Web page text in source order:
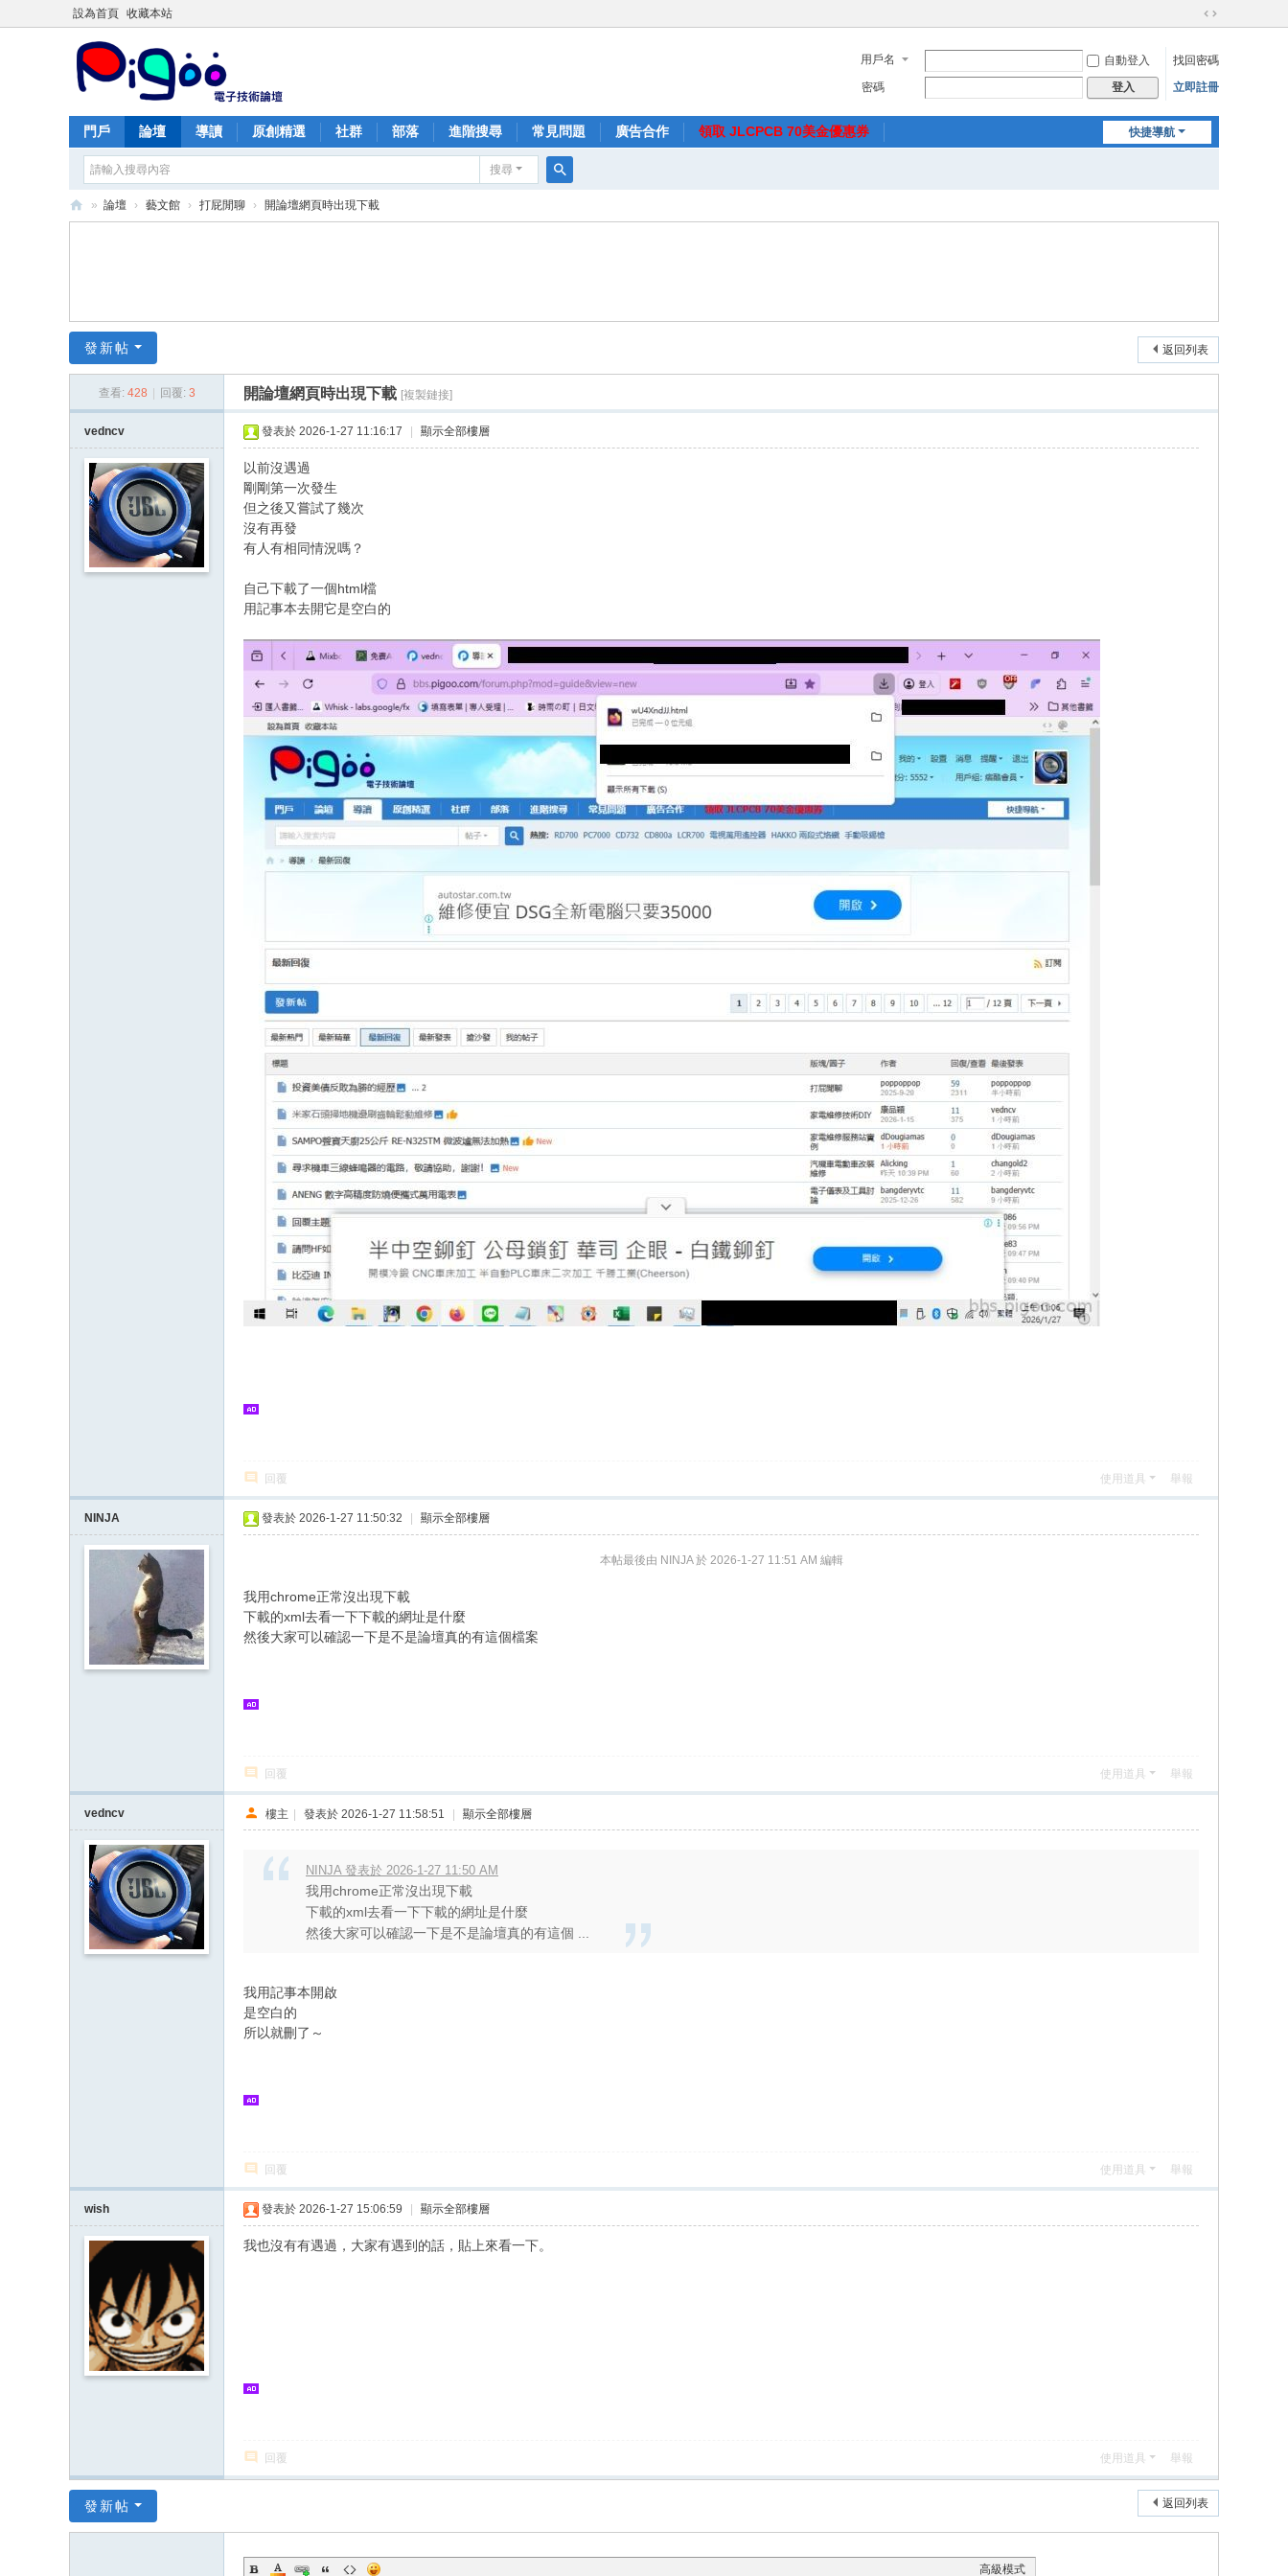
設為首頁 收藏本站
切
到
寬
用戶名 自動登入
找回密碼
密碼
登入 立即註冊
快捷導航
門戶 論壇 導讀 原創精選 社群 部落 進階搜尋 常見問題 廣告合作 領取 JLCPCB 70美金優惠券
搜尋
尋
酷
» 論壇 › 藝文館 › 打屁閒聊 › 開論壇網頁時出現下載
返回列表
發新帖
查看: 428 回覆: 3 開論壇網頁時出現下載 [複製鏈接]
vedncv 發表於 2026-1-27 11:16:17 顯示全部樓層
以前沒遇過
剛剛第一次發生
但之後又嘗試了幾次
沒有再發
有人有相同情況嗎？
自己下載了一個html檔
用記事本去開它是空白的
回覆 使用道具 舉報
NINJA 發表於 2026-1-27 11:50:32 顯示全部樓層
本帖最後由 NINJA 於 2026-1-27 11:51 AM 編輯
我用chrome正常沒出現下載
下載的xml去看一下下載的網址是什麼
然後大家可以確認一下是不是論壇真的有這個檔案
回覆 使用道具 舉報
vedncv 樓主 | 發表於 2026-1-27 11:58:51 | 顯示全部樓層
NINJA 發表於 2026-1-27 11:50 AM
我用chrome正常沒出現下載
下載的xml去看一下下載的網址是什麼
然後大家可以確認一下是不是論壇真的有這個 ...
我用記事本開啟
是空白的
所以就刪了～
回覆 使用道具 舉報
wish 發表於 2026-1-27 15:06:59 顯示全部樓層
我也沒有有遇過，大家有遇到的話，貼上來看一下。
回覆 使用道具 舉報
返回列表
發新帖
高級模式